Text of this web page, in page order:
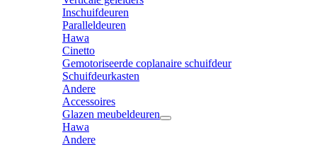
Inschuifdeuren
Paralleldeuren
Hawa
Cinetto
Gemotoriseerde coplanaire schuifdeur
Schuifdeurkasten
Andere
Accessoires
Glazen meubeldeuren
Hawa
Andere